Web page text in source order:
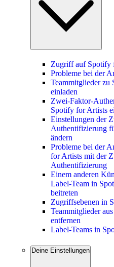
Zugriff auf Spotify
Probleme bei der
Teammitglieder zu
einladen
Zwei-Faktor-
Spotify for Artists
Einstellungen der
Authentifizierung
ändern
Probleme bei der
for Artists mit der
Authentifizierung
Einem anderen
Label-Team in
beitreten
Zugriffsebenen in
Teammitglieder
entfernen
Label-Teams in
Deine Einstellungen